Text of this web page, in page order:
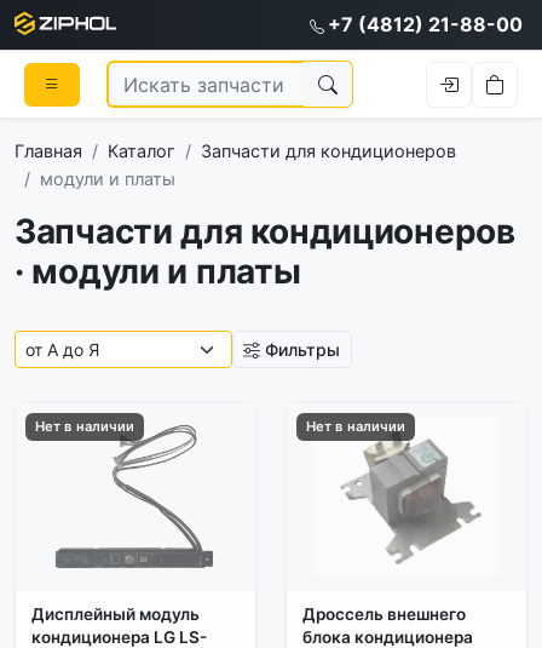
+7 (4812) 21-88-00
Главная Каталог
Запчасти для кондиционеров
модули и платы
Запчасти для кондиционеров
· модули и платы
Фильтры
Нет в наличии
Дисплейный модуль
кондиционера LG LS-
Нет в наличии
Дроссель внешнего
блока кондиционера